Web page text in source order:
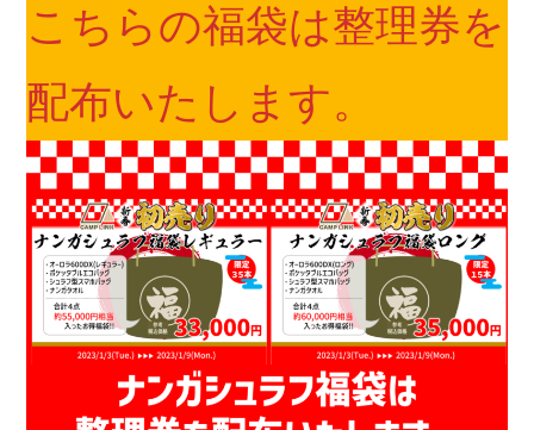
こちらの福袋は整理券を
配布いたします。